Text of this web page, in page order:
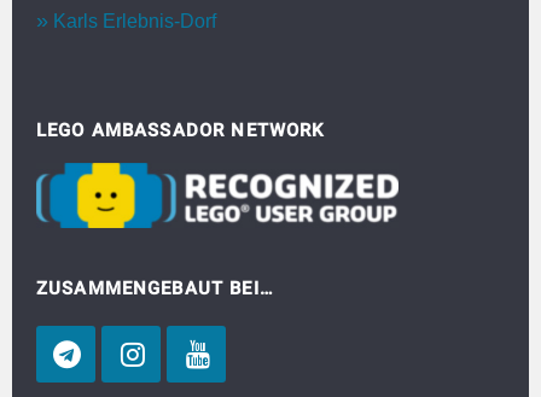
Karls Erlebnis-Dorf
LEGO AMBASSADOR NETWORK
ZUSAMMENGEBAUT BEI…